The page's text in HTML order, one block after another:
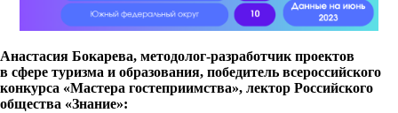
Анастасия Бокарева, методолог-разработчик проектов
в сфере туризма и образования, победитель всероссийского
конкурса «Мастера гостеприимства», лектор Российского
общества «Знание»: